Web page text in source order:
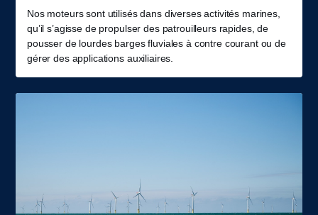
Nos moteurs sont utilisés dans diverses activités marines,
qu’il s’agisse de propulser des patrouilleurs rapides, de
pousser de lourdes barges fluviales à contre courant ou de
gérer des applications auxiliaires.